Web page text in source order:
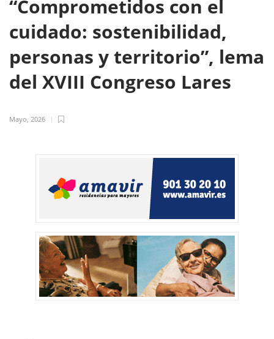
“Comprometidos con el
cuidado: sostenibilidad,
personas y territorio”, lema
del XVIII Congreso Lares
Mayo, 2026